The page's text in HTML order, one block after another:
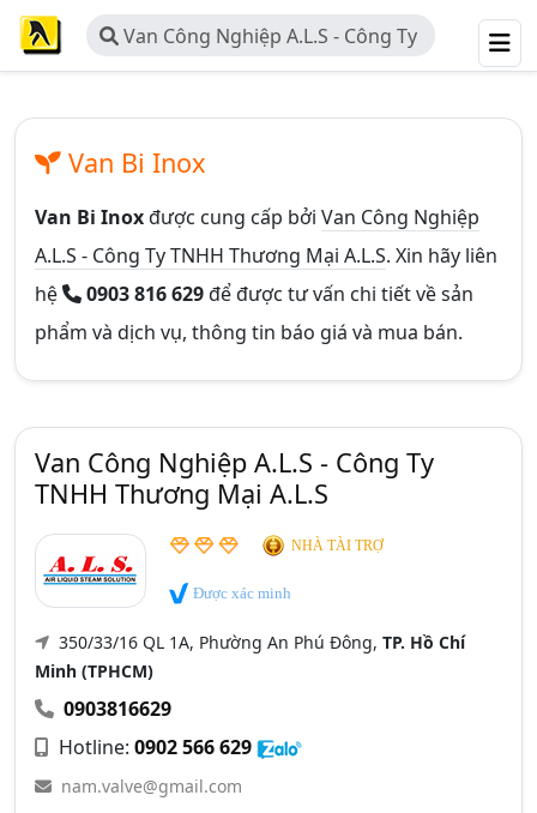
Van Công Nghiệp A.L.S - Công Ty
TNHH Thương Mại A.L.S
Van Bi Inox
Van Bi Inoxđược cung cấp bởi Van Công Nghiệp
A.L.S - Công Ty TNHH Thương Mại A.L.S. Xin hãy liên
hệ
0903 816 629để được tư vấn chi tiết về sản
phẩm và dịch vụ, thông tin báo giá và mua bán.
Van Công Nghiệp A.L.S - Công Ty
TNHH Thương Mại A.L.S
NHÀ TÀI TRỢ
Được xác minh
350/33/16 QL 1A, Phường An Phú Đông, TP. Hồ Chí
Minh (TPHCM)
0903816629
Hotline: 0902 566 629
nam.valve@gmail.com